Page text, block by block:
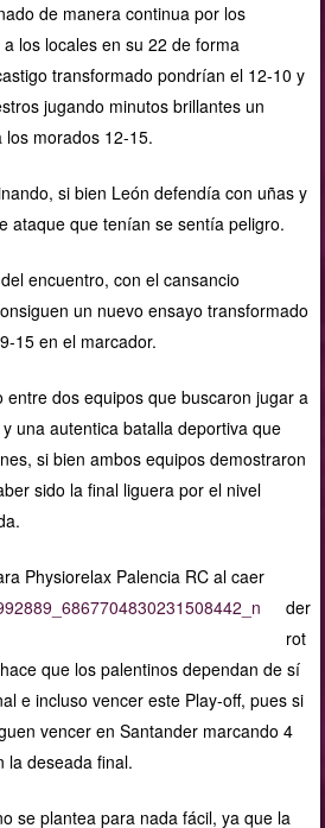
de manera continua por los
los locales en su 22 de forma
transformado pondrían el 12-10 y
jugando minutos brillantes un
morados 12-15.
si bien León defendía con uñas y
ataque que tenían se sentía peligro.
encuentro, con el cansancio
un nuevo ensayo transformado
15 en el marcador.
entre dos equipos que buscaron jugar a
una autentica batalla deportiva que
si bien ambos equipos demostraron
sido la final liguera por el nivel
Physiorelax Palencia RC al caer
der
rot
que los palentinos dependan de sí
e incluso vencer este Play-off, pues si
vencer en Santander marcando 4
la deseada final.
se plantea para nada fácil, ya que la